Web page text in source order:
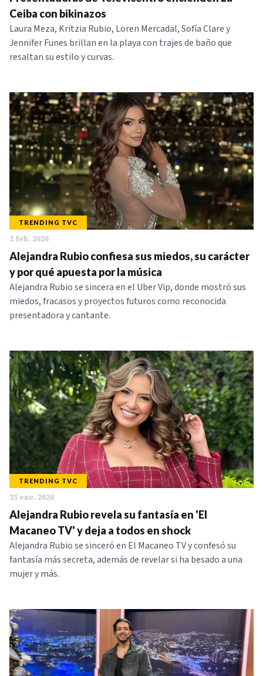
SERIES
Ceiba con bikinazos
Laura Meza, Kritzia Rubio, Loren Mercadal, Sofía Clare y
Jennifer Funes brillan en la playa con trajes de baño que
resaltan su estilo y curvas.
TRENDING TVC
2 feb. 2026
Alejandra Rubio confiesa sus miedos, su carácter
y por qué apuesta por la música
Alejandra Rubio se sincera en el Uber Vip, donde mostró sus
miedos, fracasos y proyectos futuros como reconocida
presentadora y cantante.
TRENDING TVC
25 ene. 2026
Alejandra Rubio revela su fantasía en 'El
Macaneo TV' y deja a todos en shock
Alejandra Rubio se sinceró en El Macaneo TV y confesó su
fantasía más secreta, además de revelar si ha besado a una
mujer y más.